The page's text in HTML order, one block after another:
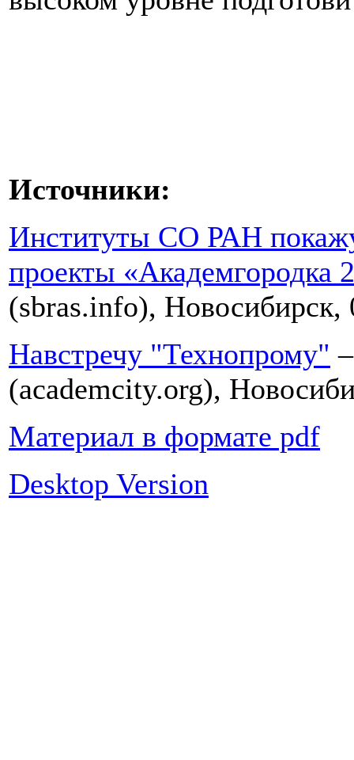
Источники:
Институты СО РАН
проекты «Академгородка
(sbras.info), Новосибирск,
Навстречу "Технопрому"
(academcity.org),
Материал в формате pdf
Desktop Version